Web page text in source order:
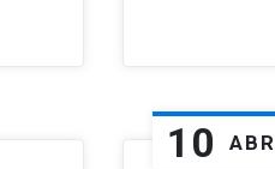
10 ABR